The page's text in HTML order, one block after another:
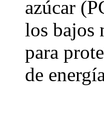
azúcar
los bajos
para
de